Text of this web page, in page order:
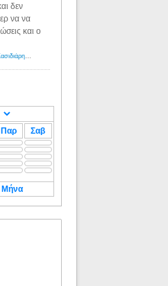
δεν
να να
και ο
Αμερικανοί ρατσιστές αναρωτιούνται αν ο Ηλίας Κασιδιάρης ανήκει στη λευκή φυλή... - Λόγιος Ερμής
Παρ Σαβ
Μήνα